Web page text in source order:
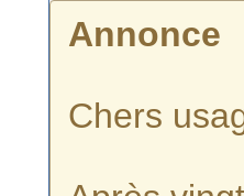
Annonce
Chers